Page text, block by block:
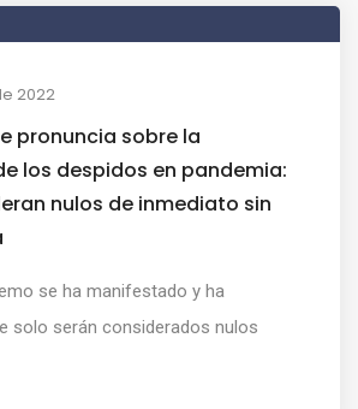
2022
pronuncia sobre la
los despidos en pandemia:
nulos de inmediato sin
se ha manifestado y ha
solo serán considerados nulos